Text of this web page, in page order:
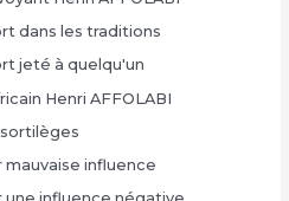
dans les traditions
jeté à quelqu'un
Henri AFFOLABI
mauvaise influence